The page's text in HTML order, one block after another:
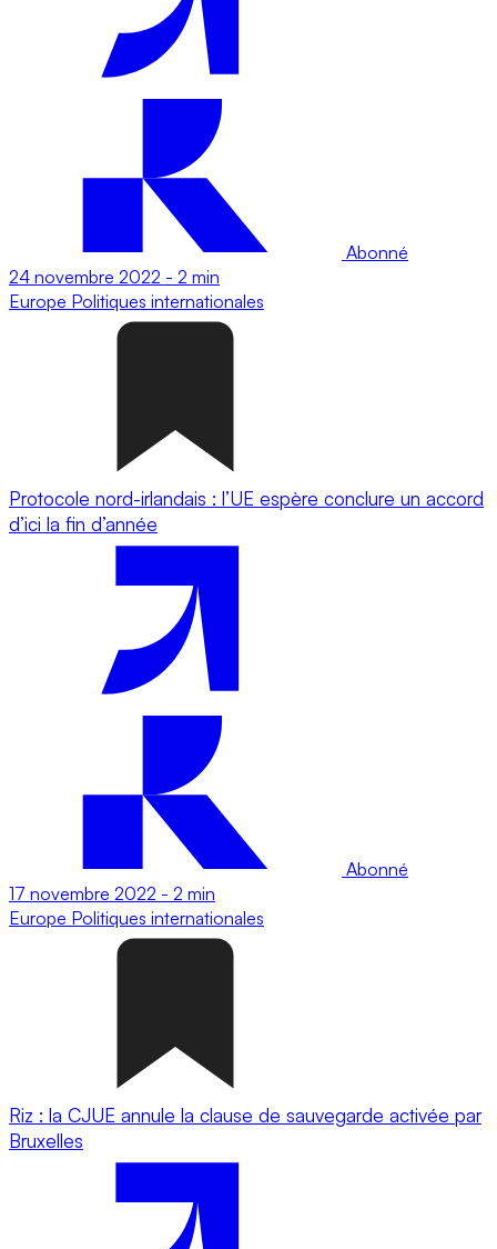
Abonné
24 novembre 2022 - 2 min
Europe Politiques internationales
Protocole nord-irlandais : l’UE espère conclure un accord
d’ici la fin d’année
Abonné
17 novembre 2022 - 2 min
Europe Politiques internationales
Riz : la CJUE annule la clause de sauvegarde activée par
Bruxelles